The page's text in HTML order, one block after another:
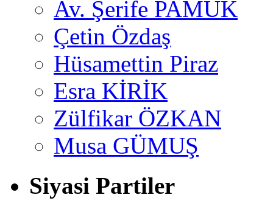
Av. Şerife PAMUK
Çetin Özdaş
Hüsamettin Piraz
Esra KİRİK
Zülfikar ÖZKAN
Musa GÜMUŞ
Siyasi Partiler